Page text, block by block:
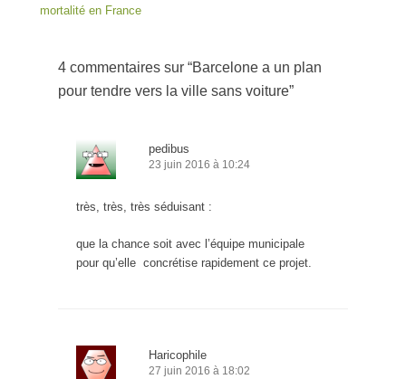
mortalité en France
4 commentaires sur “Barcelone a un plan
pour tendre vers la ville sans voiture”
pedibus
23 juin 2016 à 10:24
très, très, très séduisant :
que la chance soit avec l’équipe municipale
pour qu’elle concrétise rapidement ce projet.
Haricophile
27 juin 2016 à 18:02